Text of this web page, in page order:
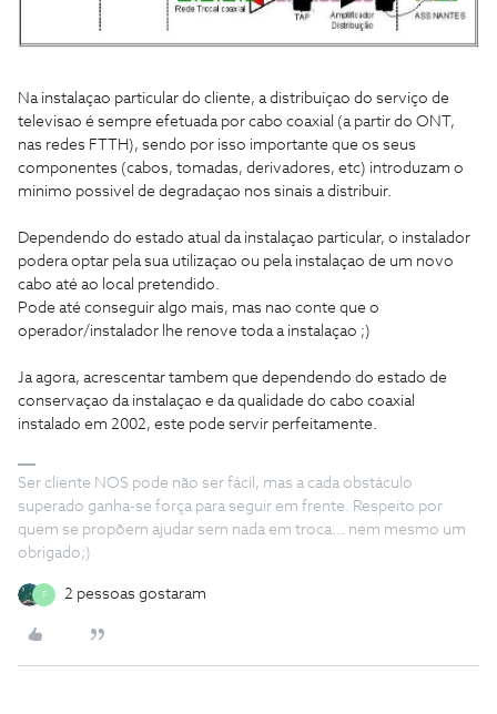
Na instalaçao particular do cliente, a distribuiçao do serviço de
televisao é sempre efetuada por cabo coaxial (a partir do ONT,
nas redes FTTH), sendo por isso importante que os seus
componentes (cabos, tomadas, derivadores, etc) introduzam o
minimo possivel de degradaçao nos sinais a distribuir.
Dependendo do estado atual da instalaçao particular, o instalador
podera optar pela sua utilizaçao ou pela instalaçao de um novo
cabo até ao local pretendido.
Pode até conseguir algo mais, mas nao conte que o
operador/instalador lhe renove toda a instalaçao ;)
Ja agora, acrescentar tambem que dependendo do estado de
conservaçao da instalaçao e da qualidade do cabo coaxial
instalado em 2002, este pode servir perfeitamente.
Ser cliente NOS pode não ser fácil, mas a cada obstáculo
superado ganha-se força para seguir em frente. Respeito por
quem se propõem ajudar sem nada em troca... nem mesmo um
obrigado;)
F 2 pessoas gostaram